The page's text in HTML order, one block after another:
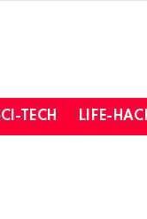
TECH LIFE-